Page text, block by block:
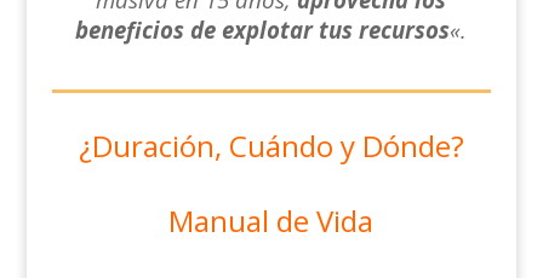
beneficios de explotar tus recursos«.
¿Duración, Cuándo y Dónde?
Manual de Vida